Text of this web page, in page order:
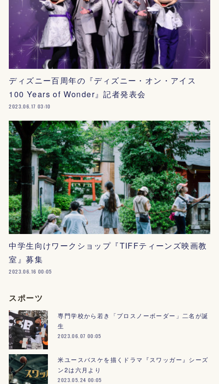
ディズニー百周年の『ディズニー・オン・アイス
100 Years of Wonder』記者発表会
2023.06.17 03:10
中学生向けワークショップ『TIFFティーンズ映画教
室』募集
2023.06.16 00:05
スポーツ
専門学校から若き「プロスノーボーダー」二名が誕
生
2023.06.07 00:05
米ユースバスケを描くドラマ『スワッガー』シーズ
ン2は六月より
2023.05.24 00:05